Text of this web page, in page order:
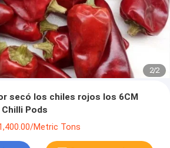
2/2
secó los chiles rojos los 6CM
Chilli Pods
Metric Tons